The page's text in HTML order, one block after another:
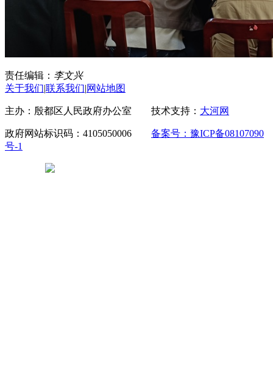
责任编辑： 李文兴
关于我们|联系我们|网站地图
主办：殷都区人民政府办公室 技术支持： 大河网
政府网站标识码：4105050006 备案号：豫ICP备08107090
号-1